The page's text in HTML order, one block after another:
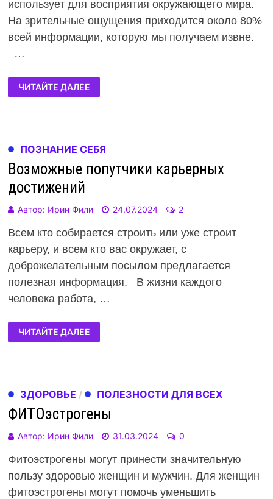
использует для восприятия окружающего мира.
На зрительные ощущения приходится около 80%
всей информации, которую мы получаем извне.
…
ЧИТАЙТЕ ДАЛЕЕ
ПОЗНАНИЕ СЕБЯ
Возможные попутчики карьерных
достижений
Автор: Ирин Фили 24.07.2024 2
Всем кто собирается строить или уже строит
карьеру, и всем кто вас окружает, с
доброжелательным посылом предлагается
полезная информация. В жизни каждого
человека работа, …
ЧИТАЙТЕ ДАЛЕЕ
ЗДОРОВЬЕ / ПОЛЕЗНОСТИ ДЛЯ ВСЕХ
ФИТОэстрогены
Автор: Ирин Фили 31.03.2024 0
Фитоэстрогены могут принести значительную
пользу здоровью женщин и мужчин. Для женщин
фитоэстрогены могут помочь уменьшить